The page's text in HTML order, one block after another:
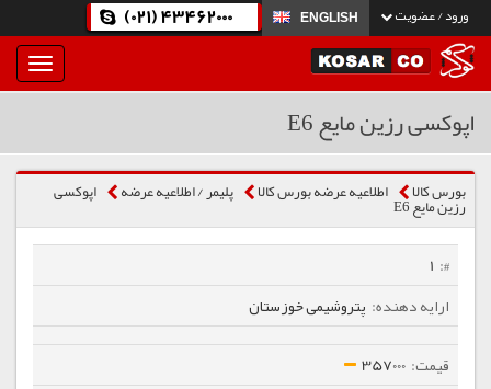
ورود / عضویت ENGLISH
(021) 43462000
بار
و
اپوکسی رزین مایع E6
بورس کالا اطلاعیه عرضه بورس کالا پلیمر / اطلاعیه عرضه اپوکسی
رزین مایع E6
1
پتروشیمی خوزستان
357000